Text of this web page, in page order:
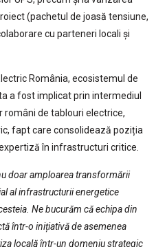
(pachetul de joasă tensiune,
cu parteneri locali și
România, ecosistemul de
a fost implicat prin intermediul
de tablouri electrice,
fapt care consolidează poziția
în infrastructuri critice.
doar amploarea transformării
al infrastructurii energetice
Ne bucurăm că echipa din
într-o inițiativă de asemenea
locală într-un domeniu strategic